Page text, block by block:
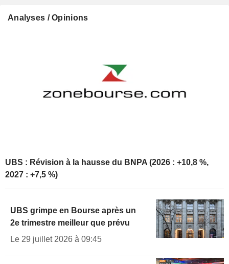
Analyses / Opinions
UBS : Révision à la hausse du BNPA (2026 : +10,8 %,
2027 : +7,5 %)
UBS grimpe en Bourse après un
2e trimestre meilleur que prévu
Le 29 juillet 2026 à 09:45